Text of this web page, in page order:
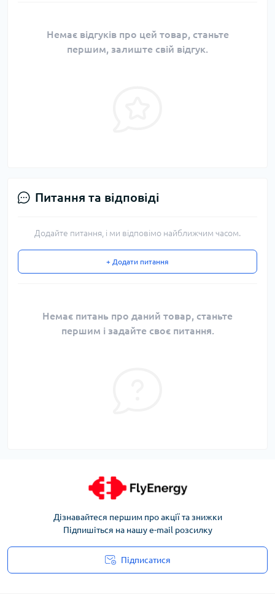
Немає відгуків про цей товар, станьте
першим, залиште свій відгук.
Питання та відповіді
Додайте питання, і ми відповімо найближчим часом.
+ Додати питання
Немає питань про даний товар, станьте
першим і задайте своє питання.
Дізнавайтеся першим про акції та знижки
Підпишіться на нашу e-mail розсилку
Підписатися